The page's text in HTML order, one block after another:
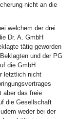
nicht an die
welchem der drei
Dr. A. GmbH
tätig geworden
und der PG
die GmbH
letztlich nicht
aber das freie
die Gesellschaft
weder bei der